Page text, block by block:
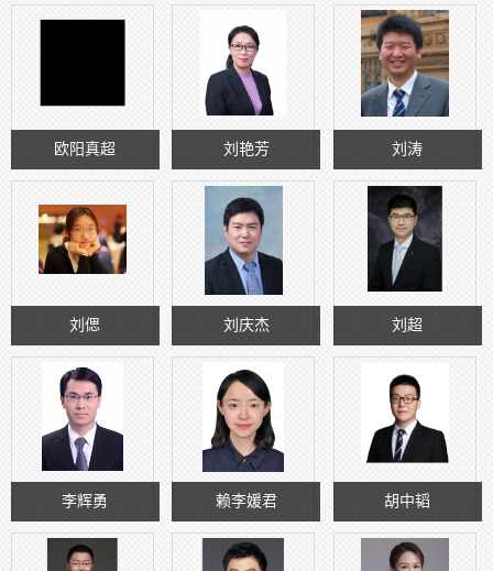
欧阳真超 刘艳芳 刘涛
刘偲 刘庆杰 刘超
李辉勇 赖李媛君 胡中韬